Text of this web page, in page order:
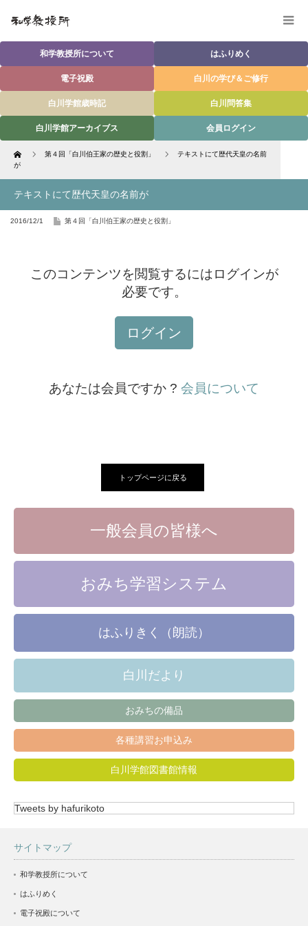
和学教授所について はふりめく
電子祝殿 白川の学び＆ご修行
白川学館歳時記 白川問答集
白川学館アーカイブス 会員ログイン
Home 第４回「白川伯王家の歴史と役割」
テキストにて歴代天皇の名前
が
テキストにて歴代天皇の名前が
2016/12/1 第４回「白川伯王家の歴史と役割」
このコンテンツを閲覧するにはログインが
必要です。
ログイン
あなたは会員ですか ? 会員について
トップページに戻る
一般会員の皆様へ
おみち学習システム
はふりきく（朗読）
白川だより
おみちの備品
各種講習お申込み
白川学館図書館情報
Tweets by hafurikoto
サイトマップ
和学教授所について
はふりめく
電子祝殿について